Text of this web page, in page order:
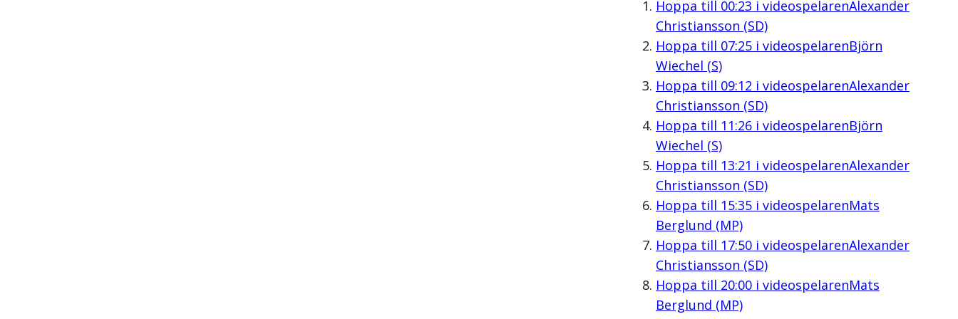
Hoppa till 00:23 i videospelarenAlexander
Christiansson (SD)
Hoppa till 07:25i videospelarenBjörn
Wiechel (S)
Hoppa till 09:12 i videospelarenAlexander
Christiansson (SD)
Hoppa till 11:26i videospelarenBjörn
Wiechel (S)
Hoppa till 13:21 i videospelarenAlexander
Christiansson (SD)
Hoppa till 15:35i videospelarenMats
Berglund (MP)
Hoppa till 17:50i videospelarenAlexander
Christiansson (SD)
Hoppa till 20:00i videospelarenMats
Berglund (MP)